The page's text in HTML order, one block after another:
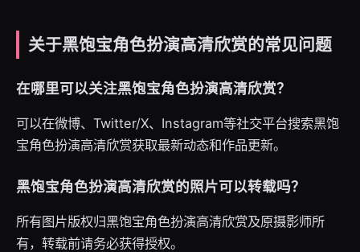
关于黑饱宝角色扮演高清欣赏的常见问题
在哪里可以关注黑饱宝角色扮演高清欣赏？
可以在微博、Twitter/X、Instagram等社交平台搜索黑饱
宝角色扮演高清欣赏获取最新动态和作品更新。
黑饱宝角色扮演高清欣赏的照片可以转载吗？
所有图片版权归黑饱宝角色扮演高清欣赏及原摄影师所
有，转载前请务必获得授权。